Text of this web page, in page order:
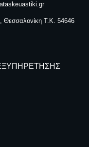
Θεσσαλονίκη Τ.Κ. 54646